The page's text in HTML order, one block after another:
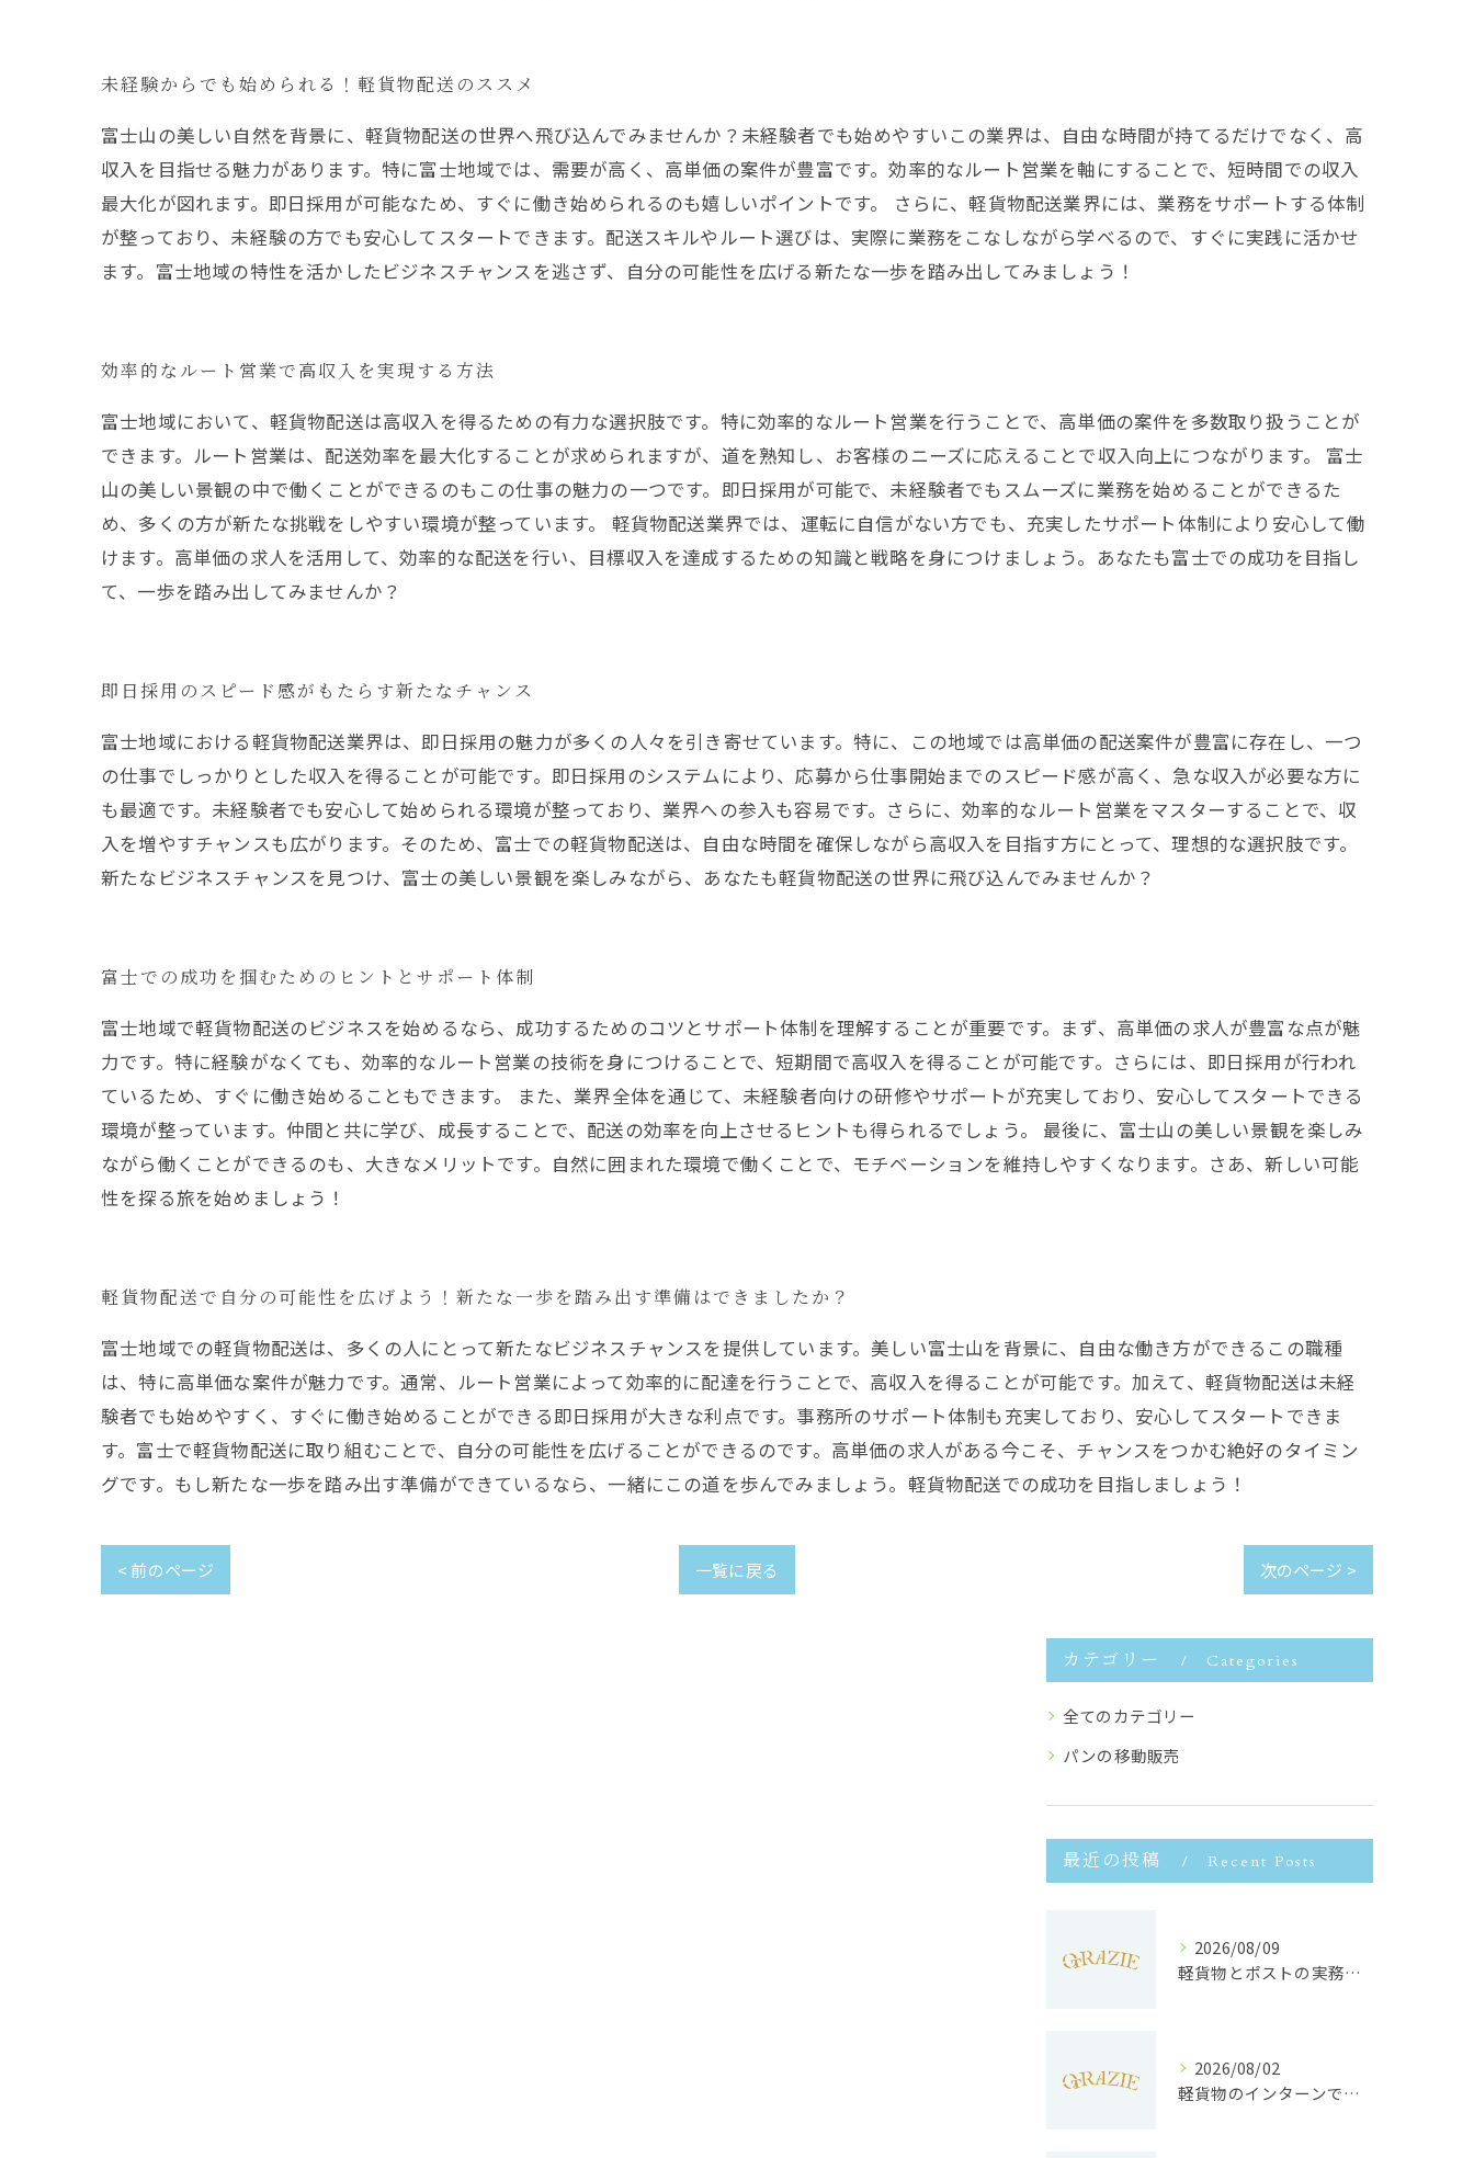
未経験からでも始められる！軽貨物配送のススメ
富士山の美しい自然を背景に、軽貨物配送の世界へ飛び込んでみませんか？未経験者でも始めやすいこの業界は、自由な時間が持てるだけでなく、高
収入を目指せる魅力があります。特に富士地域では、需要が高く、高単価の案件が豊富です。効率的なルート営業を軸にすることで、短時間での収入
最大化が図れます。即日採用が可能なため、すぐに働き始められるのも嬉しいポイントです。 さらに、軽貨物配送業界には、業務をサポートする体制
が整っており、未経験の方でも安心してスタートできます。配送スキルやルート選びは、実際に業務をこなしながら学べるので、すぐに実践に活かせ
ます。富士地域の特性を活かしたビジネスチャンスを逃さず、自分の可能性を広げる新たな一歩を踏み出してみましょう！
効率的なルート営業で高収入を実現する方法
富士地域において、軽貨物配送は高収入を得るための有力な選択肢です。特に効率的なルート営業を行うことで、高単価の案件を多数取り扱うことが
できます。ルート営業は、配送効率を最大化することが求められますが、道を熟知し、お客様のニーズに応えることで収入向上につながります。 富士
山の美しい景観の中で働くことができるのもこの仕事の魅力の一つです。即日採用が可能で、未経験者でもスムーズに業務を始めることができるた
め、多くの方が新たな挑戦をしやすい環境が整っています。 軽貨物配送業界では、運転に自信がない方でも、充実したサポート体制により安心して働
けます。高単価の求人を活用して、効率的な配送を行い、目標収入を達成するための知識と戦略を身につけましょう。あなたも富士での成功を目指し
て、一歩を踏み出してみませんか？
即日採用のスピード感がもたらす新たなチャンス
富士地域における軽貨物配送業界は、即日採用の魅力が多くの人々を引き寄せています。特に、この地域では高単価の配送案件が豊富に存在し、一つ
の仕事でしっかりとした収入を得ることが可能です。即日採用のシステムにより、応募から仕事開始までのスピード感が高く、急な収入が必要な方に
も最適です。未経験者でも安心して始められる環境が整っており、業界への参入も容易です。さらに、効率的なルート営業をマスターすることで、収
入を増やすチャンスも広がります。そのため、富士での軽貨物配送は、自由な時間を確保しながら高収入を目指す方にとって、理想的な選択肢です。
新たなビジネスチャンスを見つけ、富士の美しい景観を楽しみながら、あなたも軽貨物配送の世界に飛び込んでみませんか？
富士での成功を掴むためのヒントとサポート体制
富士地域で軽貨物配送のビジネスを始めるなら、成功するためのコツとサポート体制を理解することが重要です。まず、高単価の求人が豊富な点が魅
力です。特に経験がなくても、効率的なルート営業の技術を身につけることで、短期間で高収入を得ることが可能です。さらには、即日採用が行われ
ているため、すぐに働き始めることもできます。 また、業界全体を通じて、未経験者向けの研修やサポートが充実しており、安心してスタートできる
環境が整っています。仲間と共に学び、成長することで、配送の効率を向上させるヒントも得られるでしょう。 最後に、富士山の美しい景観を楽しみ
ながら働くことができるのも、大きなメリットです。自然に囲まれた環境で働くことで、モチベーションを維持しやすくなります。さあ、新しい可能
性を探る旅を始めましょう！
軽貨物配送で自分の可能性を広げよう！新たな一歩を踏み出す準備はできましたか？
富士地域での軽貨物配送は、多くの人にとって新たなビジネスチャンスを提供しています。美しい富士山を背景に、自由な働き方ができるこの職種
は、特に高単価な案件が魅力です。通常、ルート営業によって効率的に配達を行うことで、高収入を得ることが可能です。加えて、軽貨物配送は未経
験者でも始めやすく、すぐに働き始めることができる即日採用が大きな利点です。事務所のサポート体制も充実しており、安心してスタートできま
す。富士で軽貨物配送に取り組むことで、自分の可能性を広げることができるのです。高単価の求人がある今こそ、チャンスをつかむ絶好のタイミン
グです。もし新たな一歩を踏み出す準備ができているなら、一緒にこの道を歩んでみましょう。軽貨物配送での成功を目指しましょう！
< 前のページ 一覧に戻る 次のページ >
カテゴリー Categories
全てのカテゴリー
パンの移動販売
最近の投稿 Recent Posts
2026/08/09
軽貨物とポストの実務ルール徹底解説と効率的な配送のコツ
2026/08/02
軽貨物のインターンで静岡県浜松市で未経験から収入安定と働きやすさを両立するポイント